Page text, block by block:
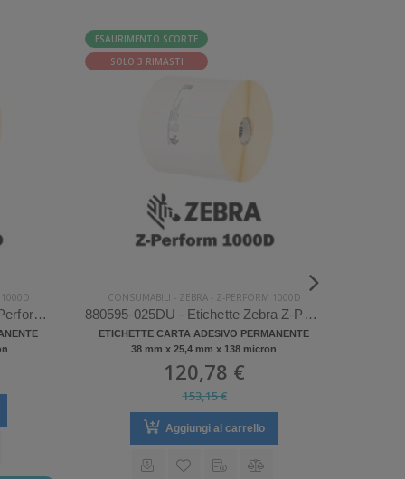
3007253-T - Etichette Zebra Z-Perform 1000D Carta
ESAURIMENTO SCORTE
SOLO 3 RIMASTI
CONSUMABILI - ZEBRA - Z-PERFORM 1000D
880595-025DU - Etichette Zebra Z-Perform 1000D Carta
ETICHETTE CARTA ADESIVO PERMANENTE
38 mm x 25,4 mm x 138 micron
120,78 €
153,15 €
Aggiungi al carrello